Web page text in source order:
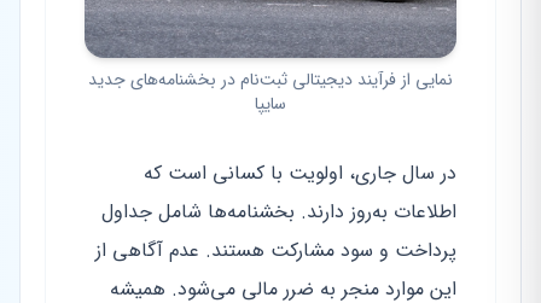
نمایی از فرآیند دیجیتالی ثبت‌نام در بخشنامه‌های جدید
سایپا
در سال جاری، اولویت با کسانی است که
اطلاعات به‌روز دارند. بخشنامه‌ها شامل جداول
پرداخت و سود مشارکت هستند. عدم آگاهی از
این موارد منجر به ضرر مالی می‌شود. همیشه